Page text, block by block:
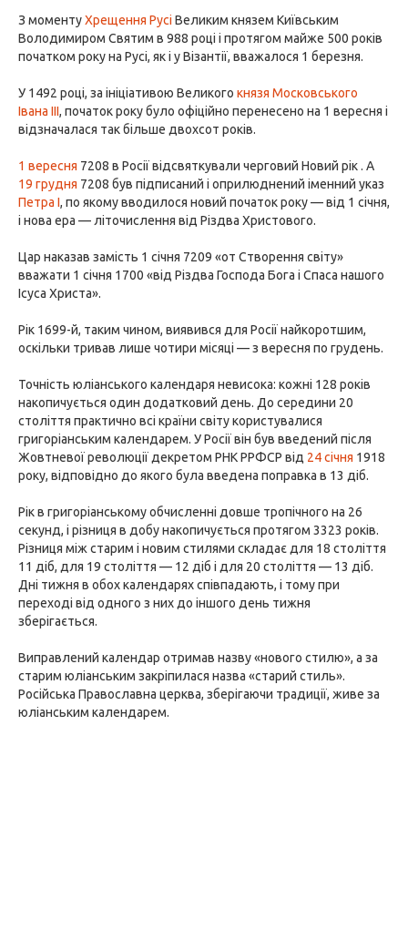
З моментуХрещення Русі Великим князем Київським
Володимиром Святим в 988 році і протягом майже 500 років
початком року на Русі, як і у Візантії, вважалося 1 березня.
У 1492 році, за ініціативою Великого князя Московського
Івана III, початок року було офіційно перенесено на 1 вересня і
відзначалася так більше двохсот років.
1 вересня 7208 в Росії відсвяткували черговий Новий рік . А
19 грудня 7208 був підписаний і оприлюднений іменний указ
Петра I, по якому вводилося новий початок року — від 1 січня,
і нова ера — літочислення від Різдва Христового.
Цар наказав замість 1 січня 7209 «oт Створення світу»
вважати 1 січня 1700 «від Різдва Господа Бога і Спаса нашого
Ісуса Христа».
Рік 1699-й, таким чином, виявився для Росії найкоротшим,
оскільки тривав лише чотири місяці — з вересня по грудень.
Точність юліанського календаря невисока: кожні 128 років
накопичується один додатковий день. До середини 20
століття практично всі країни світу користувалися
григоріанським календарем. У Росії він був введений після
Жовтневої революції декретом РНК РРФСР від 24 січня 1918
року, відповідно до якого була введена поправка в 13 діб.
Рік в григоріанському обчисленні довше тропічного на 26
секунд, і різниця в добу накопичується протягом 3323 років.
Різниця між старим і новим стилями складає для 18 століття
11 діб, для 19 століття — 12 діб і для 20 століття — 13 діб.
Дні тижня в обох календарях співпадають, і тому при
переході від одного з них до іншого день тижня
зберігається.
Виправлений календар отримав назву «нового стилю», а за
старим юліанським закріпилася назва «старий стиль».
Російська Православна церква, зберігаючи традиції, живе за
юліанським календарем.